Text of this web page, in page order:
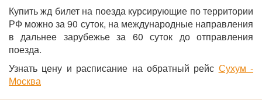
Купить жд билет на поезда курсирующие по территории
РФ можно за 90 суток, на международные направления
в дальнее зарубежье за 60 суток до отправления
поезда.
Узнать цену и расписание на обратный рейс Сухум -
Москва